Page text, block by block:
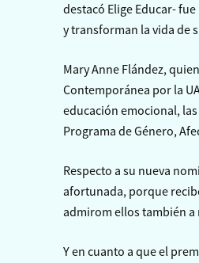
destacó Elige Educar-
y transforman la vida de
Mary Anne Flández,
Contemporánea por la
educación emocional,
Programa de Género,
Respecto a su nueva
afortunada, porque
admirom ellos también a
Y en cuanto a que el